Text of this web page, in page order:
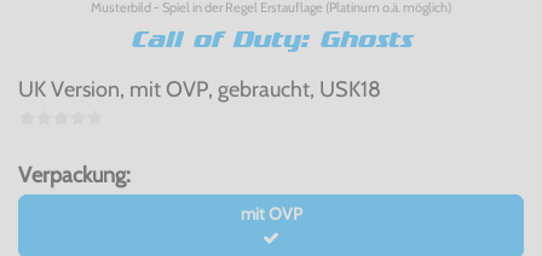
Musterbild - Spiel in der Regel Erstauflage (Platinum o.ä. möglich)
Call of Duty: Ghosts
UK Version, mit OVP, gebraucht, USK18
Verpackung:
mit OVP